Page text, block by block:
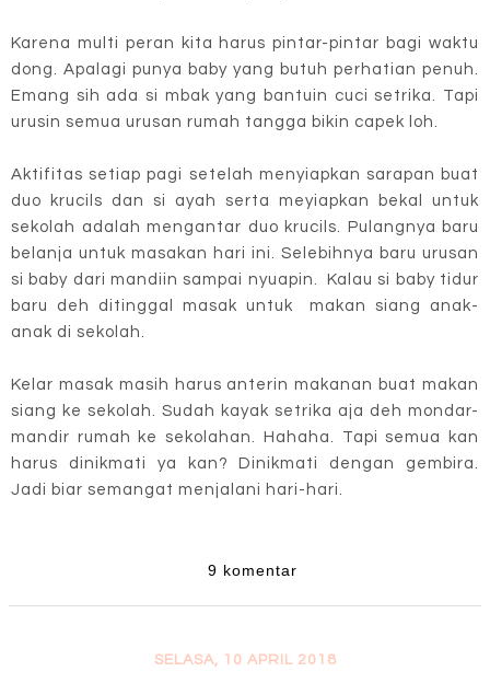
Karena multi peran kita harus pintar-pintar bagi waktu
dong. Apalagi punya baby yang butuh perhatian penuh.
Emang sih ada si mbak yang bantuin cuci setrika. Tapi
urusin semua urusan rumah tangga bikin capek loh.
Aktifitas setiap pagi setelah menyiapkan sarapan buat
duo krucils dan si ayah serta meyiapkan bekal untuk
sekolah adalah mengantar duo krucils. Pulangnya baru
belanja untuk masakan hari ini. Selebihnya baru urusan
si baby dari mandiin sampai nyuapin. Kalau si baby tidur
baru deh ditinggal masak untuk makan siang anak-
anak di sekolah.
Kelar masak masih harus anterin makanan buat makan
siang ke sekolah. Sudah kayak setrika aja deh mondar-
mandir rumah ke sekolahan. Hahaha. Tapi semua kan
harus dinikmati ya kan? Dinikmati dengan gembira.
Jadi biar semangat menjalani hari-hari.
9 komentar
SELASA, 10 APRIL 2018